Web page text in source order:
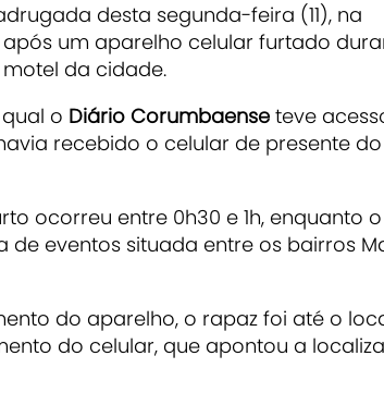
desta segunda-feira (11), na
um aparelho celular furtado
da cidade.
o Diário Corumbaense teve
recebido o celular de presente do
ocorreu entre 0h30 e 1h, enquanto
eventos situada entre os bairros
do aparelho, o rapaz foi até o
do celular, que apontou a